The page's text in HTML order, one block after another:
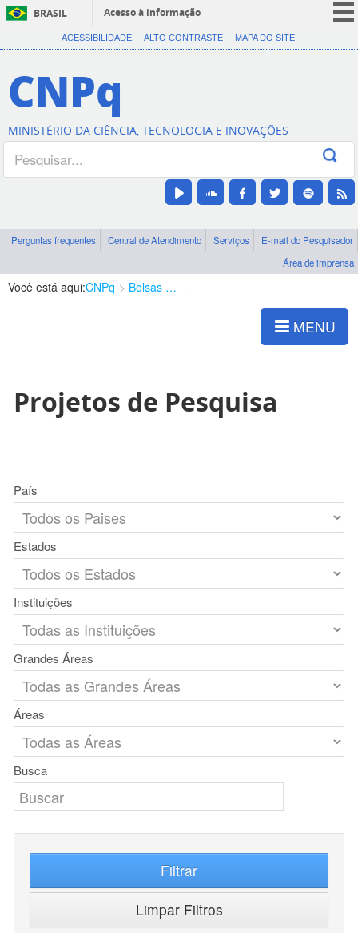
BRASIL
Acesso à informação
CORONAVÍRUS (COVID-19)
Canais
ACESSIBILIDADE ALTO CONTRASTE MAPA DO SITE
CNPq
MINISTÉRIO DA CIÊNCIA, TECNOLOGIA E INOVAÇÕES
Perguntas frequentes Central de Atendimento Serviços
E-mail do Pesquisador
Área de imprensa
Você está aqui:CNPq Bolsas e Auxílios Vigentes
MENU
Projetos de Pesquisa
País
Estados
Instituições
Grandes Áreas
Áreas
Busca
Filtrar
Limpar Filtros